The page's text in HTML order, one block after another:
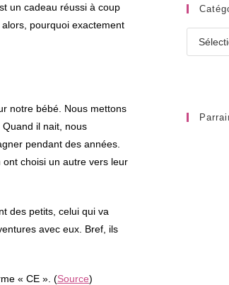
un cadeau réussi à coup
pourquoi exactement
notre bébé. Nous mettons
. Quand il nait, nous
pendant des années.
choisi un autre vers leur
des petits, celui qui va
avec eux. Bref, ils
« CE ». (Source)